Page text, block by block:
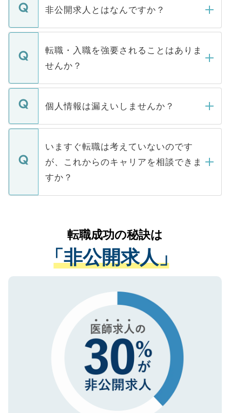
登録内容を確認し、その後メールもしくは
ます。通常、5営業日以内にはご連絡をせて
いただきますので、しばらくお待ちくださ
い。
非公開求人とはなんですか？
マイナビDOCTORで取り扱っている求人の
うち約3割は、Webサイトからご覧いただ
けない「非公開求人」です。非公開求人は
下記の理由によって、一般には公開してい
ません。
■応募殺到を避けるため 人気のある医療機
関を公にしてしまうと、応募が殺到する場
に、医療機関が求める条件に合った人材の
みを人材紹介会社に依頼するケースが増え
ています。
転職・入職を強要されることはありま
せんか？
転職・入職を強要することは一切ありませ
ん。また、仮に応募先から内定をいただい
定を承諾する必要はありません。内定先へ
の辞退の連絡はキャリアパートナーが行い
ますので、ご安心ください。
個人情報は漏えいしませんか？
個人情報が漏えいすることはありませんの
で、ご安心ください。当サイトからの登録
などで収集したご登録者様の個人情報は、
ご本人のキャリアアップおよび転職活動の
支援を目的に使用いたします。お預かりし
ているすべての個人データはご本人の許可
は、個人情報の取り扱いについての厳密な
管理基準を満たした事業者のみに付与され
る、プライバシーマークを取得済みです。
ご登録いただいた個人情報は、SSL（デー
で、機密保持に関してもご安心ください。
いますぐ転職は考えていないのです
が、これからのキャリアを相談できま
すか？
かがいして、現在の医療機関の状況や紹介
経験をまじえながら、適切なアドバイスを
させていただきます。すぐにご転職をされ
ない方には、長期的なサポートが可能です
ので、まずはご登録ください。
転職成功の秘訣は
「非公開求人」